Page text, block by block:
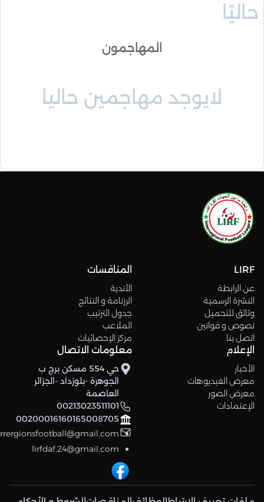
حاليًا
المهاجمون
لايوجد مهاجمين حاليا
LIRF
عن الرابطة
النشرة الرسمية
وثائق للتحميل
نصوص و قوانين
اتصل بنا
المنافسات
الأندية
الرزنامة و النتائج
جدول الترتيب
الملاعب
مركز الإحصائيات
الإعلام
الأخبار
معرض الفيديوهات
معرض الصور
الإعتمادات
معلومات الاتصال
حي 554 مسكن برج ب
الجوهرة -بلوزداد -الجزائر
العاصمة
00213023511101
00200016160165008705
lirfdaf.24@gmail.com